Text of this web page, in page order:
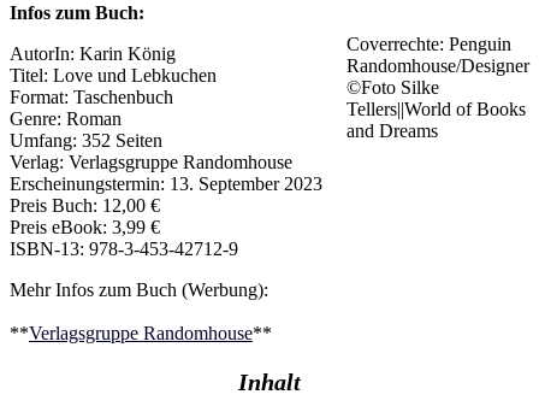
Coverrechte: Penguin
Randomhouse/Designer
©Foto Silke
Tellers||World of Books
and Dreams
Infos zum Buch:
AutorIn: Karin König
Titel: Love und Lebkuchen
Format: Taschenbuch
Genre: Roman
Umfang: 352 Seiten
Verlag: Verlagsgruppe Randomhouse
Erscheinungstermin: 13. September 2023
Preis Buch: 12,00 €
Preis eBook: 3,99 €
ISBN-13: 978-3-453-42712-9
Mehr Infos zum Buch (Werbung):
**Verlagsgruppe Randomhouse**
Inhalt